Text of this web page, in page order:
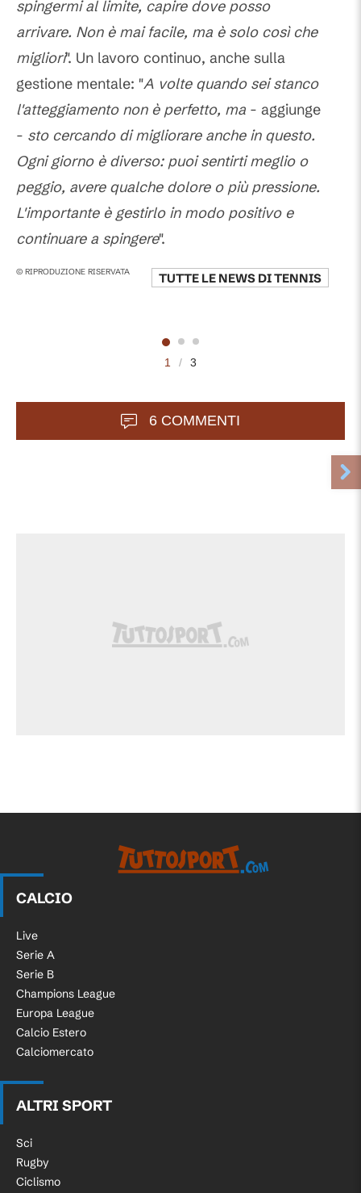
spingermi al limite, capire dove posso
arrivare. Non è mai facile, ma è solo così che
migliori". Un lavoro continuo, anche sulla
gestione mentale: "A volte quando sei stanco
l'atteggiamento non è perfetto, ma - aggiunge
- sto cercando di migliorare anche in questo.
Ogni giorno è diverso: puoi sentirti meglio o
peggio, avere qualche dolore o più pressione.
L'importante è gestirlo in modo positivo e
continuare a spingere".
© RIPRODUZIONE RISERVATA TUTTE LE NEWS DITENNIS
1 / 3
6 COMMENTI
CALCIO
Live
Serie A
Serie B
Champions League
Europa League
Calcio Estero
Calciomercato
ALTRI SPORT
Sci
Rugby
Ciclismo